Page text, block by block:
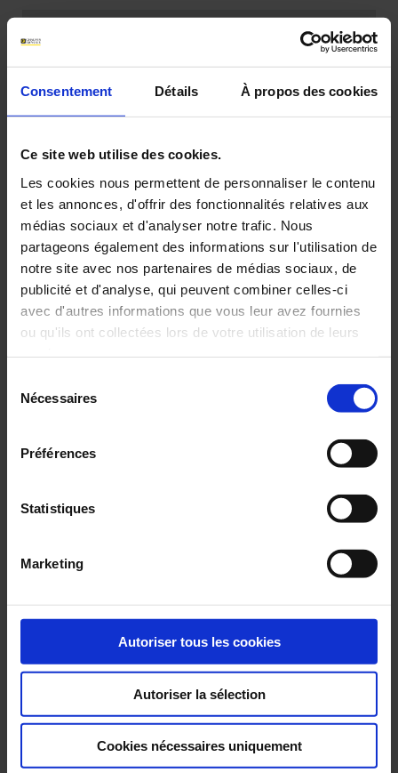
Consentement Détails À propos des cookies
Ce site web utilise des cookies.
Les cookies nous permettent de personnaliser le contenu
et les annonces, d'offrir des fonctionnalités relatives aux
médias sociaux et d'analyser notre trafic. Nous
partageons également des informations sur l'utilisation de
notre site avec nos partenaires de médias sociaux, de
publicité et d'analyse, qui peuvent combiner celles-ci
avec d'autres informations que vous leur avez fournies
ou qu'ils ont collectées lors de votre utilisation de leurs
Pour en savoir plus, veuillez consulter notre
politique de
Nécessaires
Préférences
Statistiques
Marketing
Autoriser tous les cookies
Autoriser la sélection
Cookies nécessaires uniquement
AMRA fête ses 50 ans !
électromécaniques, et de devenir la référence
groupe Chauvin Arnoux.
Lire l'article complet
19 mai 2020
Chauvin Arnoux à vos côtés pour vos projets
Le groupe Chauvin Arnoux et ses sociétés bâtissent avec Vous la
reprise économique
découvrir sans plus attendre.
Les Incontournables (2.77 mo)